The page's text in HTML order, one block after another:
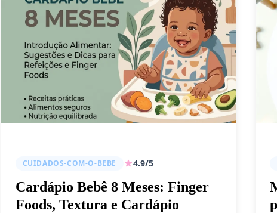
CUIDADOS-COM-O-BEBE 4.9/5
Cardápio Bebê 8 Meses: Finger
Foods, Textura e Cardápio